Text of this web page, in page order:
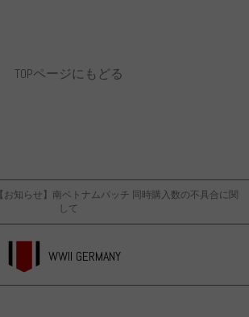
【お知らせ】南ベトナムパッチ 同時購入数の不具合に関
して
WWII GERMANY
TOPページにもどる